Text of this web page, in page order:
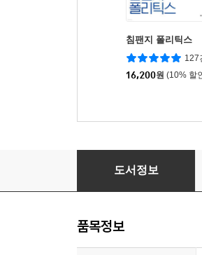
침팬지 폴리틱스
127
16,200원 (10% 할
한번도 경험해보지 못한
도서정보
품목정보